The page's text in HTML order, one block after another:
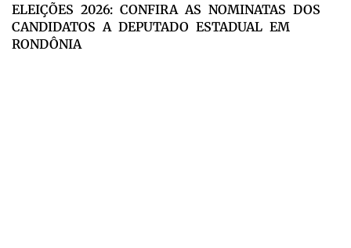
ELEIÇÕES 2026: CONFIRA AS NOMINATAS DOS
CANDIDATOS A DEPUTADO ESTADUAL EM
RONDÔNIA